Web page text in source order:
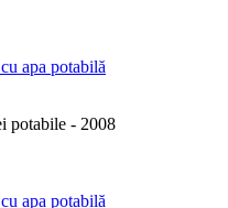
apa potabilă
potabile - 2008
apa potabilă